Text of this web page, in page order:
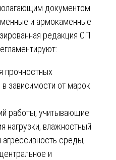
документом
и армокаменные
редакция СП
прочностных
в зависимости от марок
работы, учитывающие
нагрузки, влажностный
среды;
и